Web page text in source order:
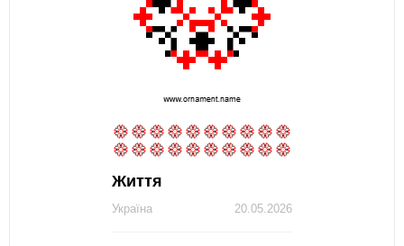
Життя
20.05.2026
Україна